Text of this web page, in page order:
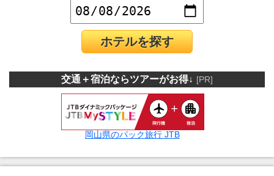
ホテルを探す
交通＋宿泊ならツアーがお得↓ [PR]
岡山県のパック旅行 JTB